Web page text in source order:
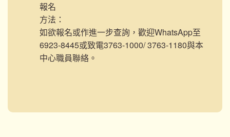
報名
方法：
如欲報名或作進一步查詢，歡迎WhatsApp至
6923-8445或致電3763-1000/ 3763-1180與本
中心職員聯絡。